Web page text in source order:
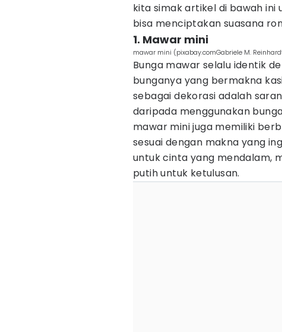
kita simak artikel di bawah ini
bisa menciptakan suasana
1. Mawar mini
mawar mini (pixabay.comGabriele M.
Bunga mawar selalu identik
bunganya yang bermakna
sebagai dekorasi adalah
daripada menggunakan
mawar mini juga memiliki
sesuai dengan makna yang
untuk cinta yang mendalam,
putih untuk ketulusan.